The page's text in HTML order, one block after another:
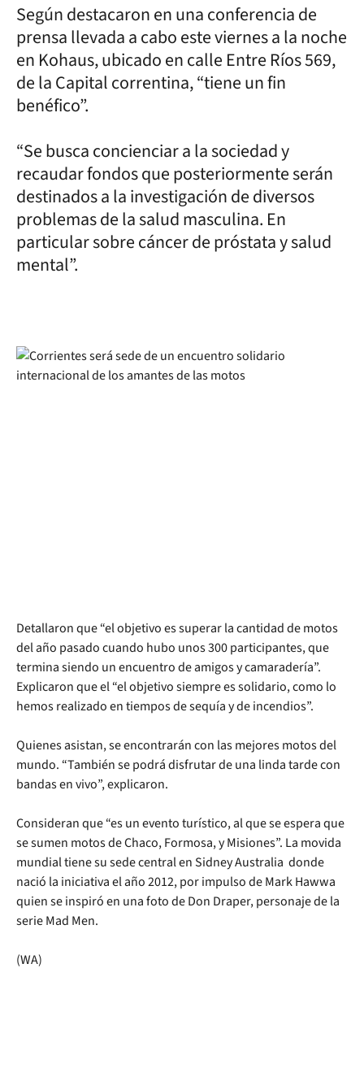
Según destacaron en una conferencia de
prensa llevada a cabo este viernes a la noche
en Kohaus, ubicado en calle Entre Ríos 569,
de la Capital correntina, “tiene un fin
benéfico”.
“Se busca concienciar a la sociedad y
recaudar fondos que posteriormente serán
destinados a la investigación de diversos
problemas de la salud masculina. En
particular sobre cáncer de próstata y salud
mental”.
Detallaron que “el objetivo es superar la cantidad de motos
del año pasado cuando hubo unos 300 participantes, que
termina siendo un encuentro de amigos y camaradería”.
Explicaron que el “el objetivo siempre es solidario, como lo
hemos realizado en tiempos de sequía y de incendios”.
Quienes asistan, se encontrarán con las mejores motos del
mundo. “También se podrá disfrutar de una linda tarde con
bandas en vivo”, explicaron.
Consideran que “es un evento turístico, al que se espera que
se sumen motos de Chaco, Formosa, y Misiones”. La movida
mundial tiene su sede central en Sidney Australia donde
nació la iniciativa el año 2012, por impulso de Mark Hawwa
quien se inspiró en una foto de Don Draper, personaje de la
serie Mad Men.
(WA)